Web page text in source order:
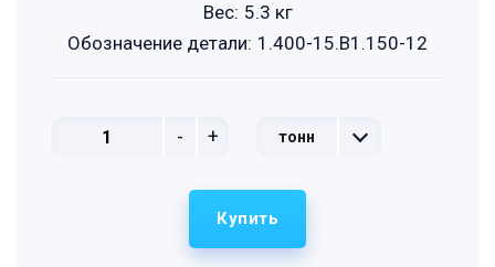
- + тонн
Вес: 5.3 кг
Обозначение детали: 1.400-15.B1.150-12
Купить